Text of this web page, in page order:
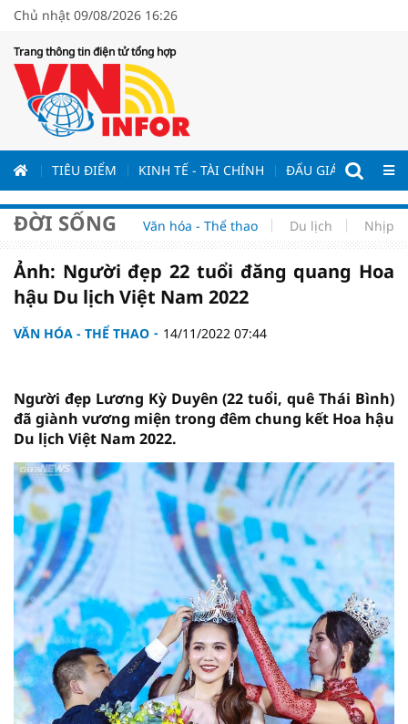
Chủ nhật 09/08/2026 16:26
Trang thông tin điện tử tổng hợp
TIÊU ĐIỂM KINH TẾ - TÀI CHÍNH ĐẤU GIÁ - ĐẤU
ĐỜI SỐNG Văn hóa - Thể thao Du lịch Nhịp
Ảnh: Người đẹp 22 tuổi đăng quang Hoa
hậu Du lịch Việt Nam 2022
VĂN HÓA - THỂ THAO 14/11/2022 07:44
Người đẹp Lương Kỳ Duyên (22 tuổi, quê Thái Bình)
đã giành vương miện trong đêm chung kết Hoa hậu
Du lịch Việt Nam 2022.